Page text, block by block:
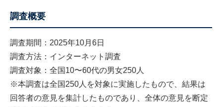
調査概要
調査期間：2025年10月6日
調査方法：インターネット調査
調査対象：全国10〜60代の男女250人
※本調査は全国250人を対象に実施したもので、結果は
回答者の意見を集計したものであり、全体の意見を断定